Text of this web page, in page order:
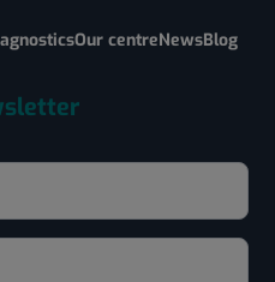
Our centreNewsBlog